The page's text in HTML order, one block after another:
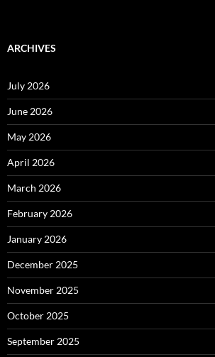
ARCHIVES
July 2026
June 2026
May 2026
April 2026
March 2026
February 2026
January 2026
December 2025
November 2025
October 2025
September 2025